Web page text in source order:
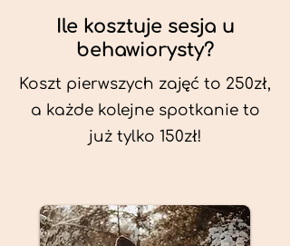
Ile kosztuje sesja u
behawiorysty?
Koszt pierwszych zajęć to 250zł,
a każde kolejne spotkanie to
już tylko 150zł!